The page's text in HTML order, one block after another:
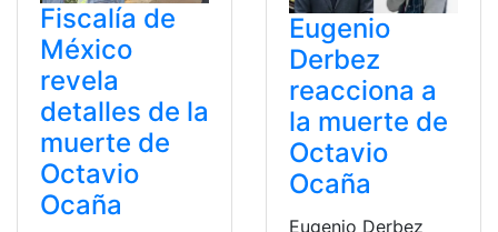
Fiscalía de
México
revela
detalles de la
muerte de
Octavio
Ocaña
Eugenio
Derbez
reacciona a
la muerte de
Octavio
Ocaña
Eugenio Derbez